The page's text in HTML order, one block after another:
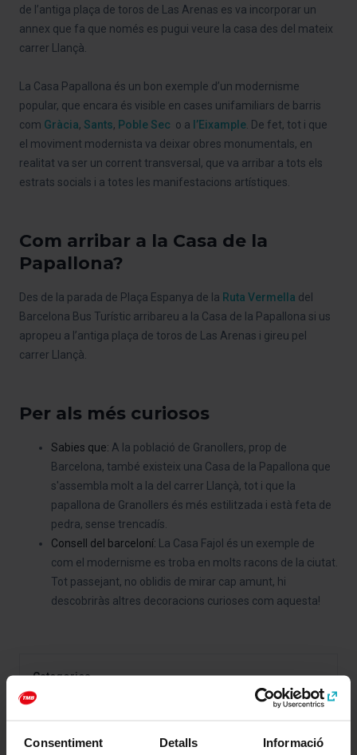
Consentiment Detalls Informació
de l’antiga plaça de toros de Las Arenas es va incorporar un
annex que fa que només es pugui veure la casa des del mateix
carrer Llançà.
La Casa Papallona és un bon exemple d’un modernisme
popular, que encara és visible en cases unifamiliars de barris
com Gràcia, Sants, Poble Sec o a l’Eixample . De fet, tot i que
el moviment modernista va deixar obres monumentals, en
realitat va ser un corrent transversal, que va arribar a tots els
estrats socials i a totes les manifestacions artístiques.
Com arribar a la Casa de la
Papallona?
Des de la parada de Plaça Espanya de la Ruta Vermella del
Barcelona Bus Turístic arribareu a la Casa de la Papallona si us
apropeu a l’antiga plaça de toros de Las Arenas i gireu pel
carrer Llançà.
Per als més curiosos
Sabies que: A la població de Granollers, prop de
Barcelona, també existeix una Casa de la Papallona que
s'assembla molt a la del carrer Llançà, tot i que la
papallona de Granollers és més estilitzada i està feta de
pedra, sense trencadís.
Consell del barceloní: La Casa Fajol és un exemple de
com el modernisme es troba en molts racons de la ciutat.
Tot passejant, no oblidis de mirar cap amunt, hi
descobriràs altres decoracions curioses com aquesta!
Categories
Art i cultura